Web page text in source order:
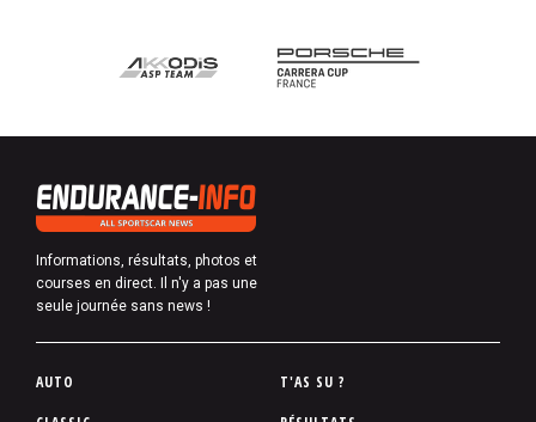
Informations, résultats, photos et
courses en direct. Il n'y a pas une
seule journée sans news !
P
AUTO
T'AS SU ?